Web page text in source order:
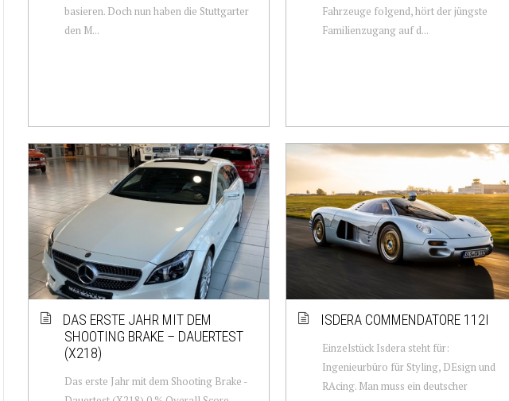
basieren. Doch nun haben die Stuttgarter
den M...
Fahrzeuge folgend, hört der jüngste
Familienzugang auf d...
DAS ERSTE JAHR MIT DEM
SHOOTING BRAKE – DAUERTEST
(X218)
Das erste Jahr mit dem Shooting Brake -
ISDERA COMMENDATORE 112I
Einzelstück Isdera steht für:
Ingenieurbüro für Styling, DEsign und
RAcing. Man muss ein deutscher